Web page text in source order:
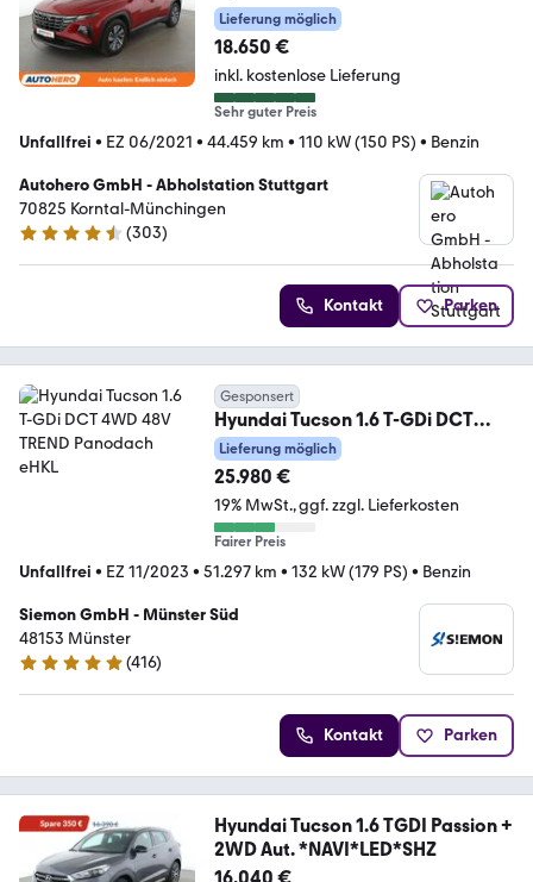
2WD *NAV*ACC*CAM*PDC*SHZ
Lieferung möglich
18.650 €
inkl. kostenlose Lieferung
Sehr guter Preis
Unfallfrei • EZ 06/2021 • 44.459 km • 110 kW (150 PS) • Benzin
Autohero GmbH - Abholstation Stuttgart
70825 Korntal-Münchingen
4.4 Sterne
(303)
Kontakt Parken
Gesponsert
Hyundai Tucson 1.6 T-GDi DCT
4WD 48V TREND Panodach eHKL
Lieferung möglich
25.980 €
19% MwSt. ggf. zzgl. Lieferkosten
Fairer Preis
Unfallfrei • EZ 11/2023 • 51.297 km • 132 kW (179 PS) • Benzin
Siemon GmbH - Münster Süd
48153 Münster
4.8 Sterne
(416)
Kontakt Parken
Hyundai Tucson 1.6 TGDI Passion +
2WD Aut. *NAVI*LED*SHZ